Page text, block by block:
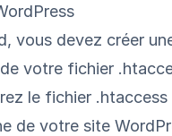
vous devez créer
votre fichier
le fichier .htaccess
de votre site